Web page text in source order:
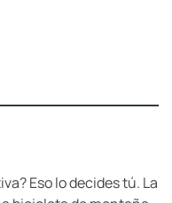
Eso lo decides tú. La